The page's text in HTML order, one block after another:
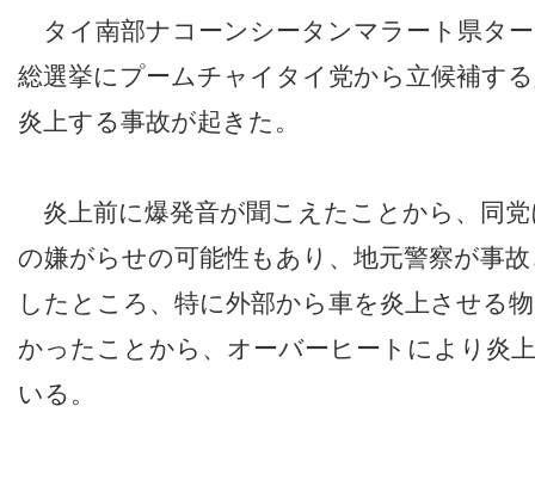
タイ南部ナコーンシータンマラート県タ
総選挙にプームチャイタイ党から立候補す
炎上する事故が起きた。
炎上前に爆発音が聞こえたことから、同
の嫌がらせの可能性もあり、地元警察が事
したところ、特に外部から車を炎上させる
かったことから、オーバーヒートにより炎
いる。